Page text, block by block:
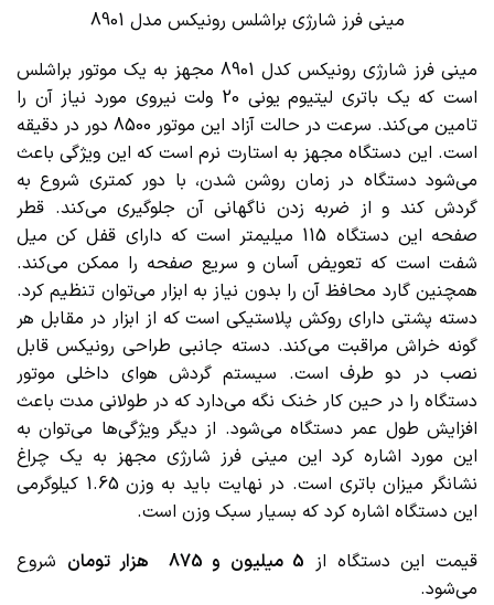
مینی فرز شارژی براشلس رونیکس مدل 8901
مینی فرز شارژی رونیکس کدل 8901 مجهز به یک موتور براشلس
است که یک باتری لیتیوم یونی 20 ولت نیروی مورد نیاز آن را
تامین می‌کند. سرعت در حالت آزاد این موتور 8500 دور در دقیقه
است. این دستگاه مجهز به استارت نرم است که این ویژگی باعث
می‌شود دستگاه در زمان روشن شدن، با دور کمتری شروع به
گردش کند و از ضربه زدن ناگهانی آن جلوگیری می‌کند. قطر
صفحه این دستگاه 115 میلیمتر است که دارای قفل کن میل
شفت است که تعویض آسان و سریع صفحه را ممکن می‌کند.
همچنین گارد محافظ آن را بدون نیاز به ابزار می‌توان تنظیم کرد.
دسته پشتی دارای روکش پلاستیکی است که از ابزار در مقابل هر
گونه خراش مراقبت می‌کند. دسته جانبی طراحی رونیکس قابل
نصب در دو طرف است. سیستم گردش هوای داخلی موتور
دستگاه را در حین کار خنک نگه می‌دارد که در طولانی مدت باعث
افزایش طول عمر دستگاه می‌شود. از دیگر ویژگی‌ها می‌توان به
این مورد اشاره کرد این مینی فرز شارژی مجهز به یک چراغ
نشانگر میزان باتری است. در نهایت باید به وزن 1.65 کیلوگرمی
این دستگاه اشاره کرد که بسیار سبک وزن است.
قیمت این دستگاه از 5 میلیون و 875 هزار تومان
شروع
می‌شود.